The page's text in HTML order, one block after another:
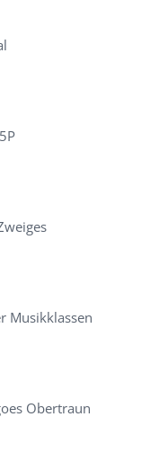
Musikklassen
Obertraun